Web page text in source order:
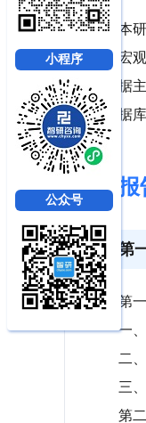
本
宏
据
据库
第
第
一
二
三
第
小程序
公众号